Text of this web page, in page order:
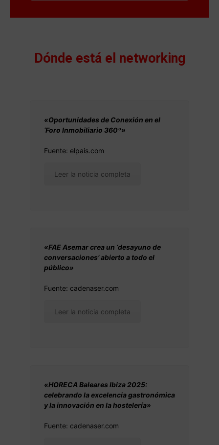
Dónde está el networking
«Oportunidades de Conexión en el
‘Foro Inmobiliario 360º»
Fuente: elpais.com
Leer la noticia completa
«FAE Asemar crea un ‘desayuno de
conversaciones’ abierto a todo el
público»
Fuente: cadenaser.com
Leer la noticia completa
«HORECA Baleares Ibiza 2025:
celebrando la excelencia gastronómica
y la innovación en la hostelería»
Fuente: cadenaser.com